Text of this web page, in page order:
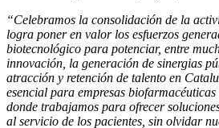
“Celebramos la consolidación de la
logra poner en valor los esfuerzos
biotecnológico para potenciar, entre
innovación, la generación de sinergias
atracción y retención de talento en
esencial para empresas
donde trabajamos para ofrecer
al servicio de los pacientes, sin olvidar